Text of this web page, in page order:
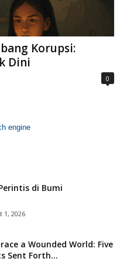
Korupsi:
Dini
0
di Bumi
1, 2026
a Wounded World: Five
Sent Forth...